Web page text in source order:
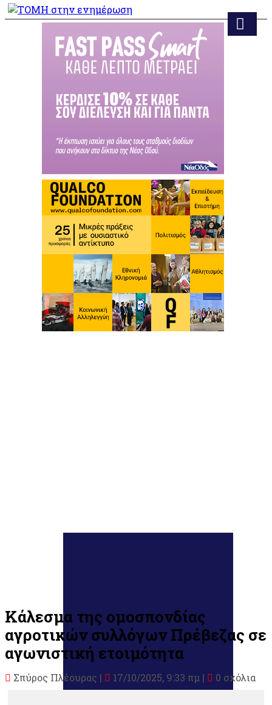
Κάλεσμα της ομοσπονδίας
αγροτικών συλλόγων Πρέβεζας σε
αγωνιστική ετοιμότητα
Σπύρος Πλέουρας | 17/10/2025, 9:33 πμ | 0 σχόλια